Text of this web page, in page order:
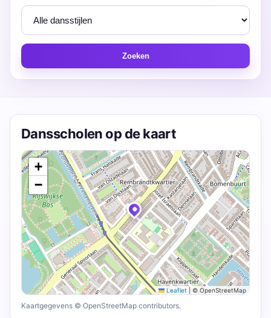
Zoeken
Dansscholen op de kaart
+
−
Leaflet © OpenStreetMap
Kaartgegevens © OpenStreetMap contributors.